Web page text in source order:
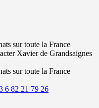
sur toute la France
Xavier de Grandsaignes
sur toute la France
6 82 21 79 26